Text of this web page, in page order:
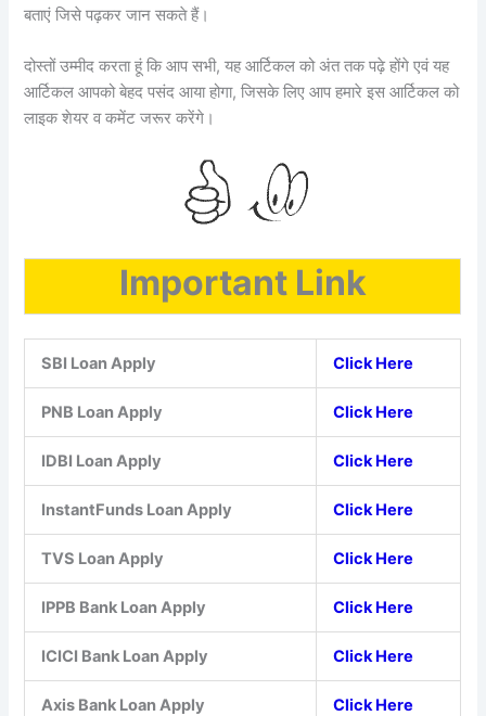
बताएं जिसे पढ़कर जान सकते हैं।
दोस्तों उम्मीद करता हूं कि आप सभी, यह आर्टिकल को अंत तक पढ़े होंगे एवं यह
आर्टिकल आपको बेहद पसंद आया होगा, जिसके लिए आप हमारे इस आर्टिकल को
लाइक शेयर व कमेंट जरूर करेंगे।
Important Link
SBI Loan Apply Click Here
PNB Loan Apply Click Here
IDBI Loan Apply Click Here
InstantFunds Loan Apply Click Here
TVS Loan Apply Click Here
IPPB Bank Loan Apply Click Here
ICICI Bank Loan Apply Click Here
Axis Bank Loan Apply Click Here